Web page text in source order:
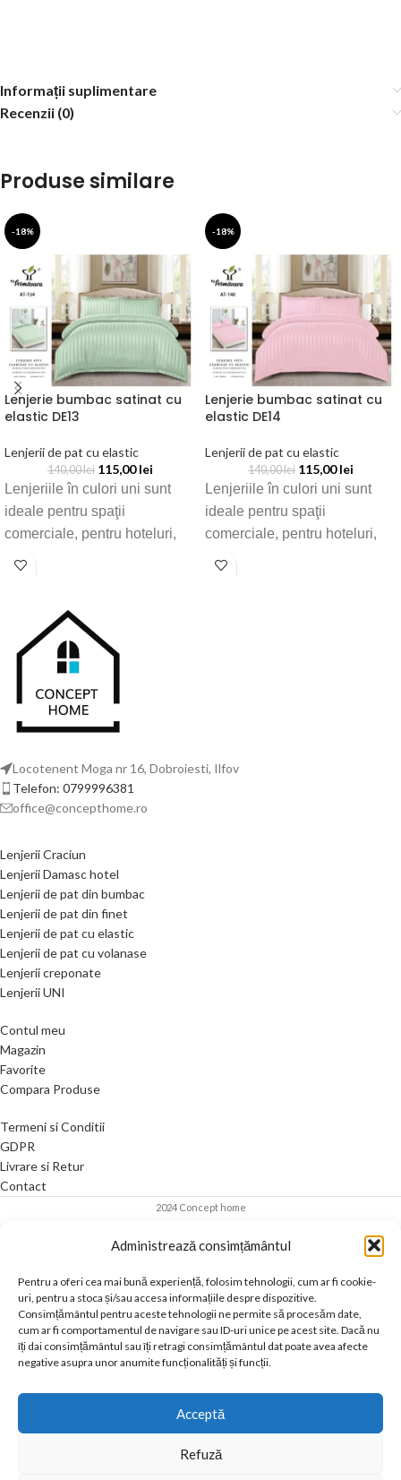
Administrează consimțământul
Pentru a oferi cea mai bună experiență, folosim tehnologii, cum ar fi cookie-
uri, pentru a stoca și/sau accesa informațiile despre dispozitive.
Consimțământul pentru aceste tehnologii ne permite să procesăm date,
cum ar fi comportamentul de navigare sau ID-uri unice pe acest site. Dacă nu
îți dai consimțământul sau îți retragi consimțământul dat poate avea afecte
negative asupra unor anumite funcționalități și funcții.
Acceptă
Refuză
Informații suplimentare
Recenzii (0)
Produse similare
-18%
Lenjerie bumbac satinat cu
elastic DE13
Lenjerii de pat cu elastic
140,00lei 115,00lei
Lenjeriile în culori uni sunt
ideale pentru spaţii
comerciale, pentru hoteluri,
-18%
Lenjerie bumbac satinat cu
elastic DE14
Lenjerii de pat cu elastic
140,00lei 115,00lei
Lenjeriile în culori uni sunt
ideale pentru spaţii
comerciale, pentru hoteluri,
Locotenent Moga nr 16, Dobroiesti, Ilfov
Telefon: 0799996381
office@concepthome.ro
Lenjerii Craciun
Lenjerii Damasc hotel
Lenjerii de pat din bumbac
Lenjerii de pat din finet
Lenjerii de pat cu elastic
Lenjerii de pat cu volanase
Lenjerii creponate
Lenjerii UNI
Contul meu
Magazin
Favorite
Compara Produse
Termeni si Conditii
GDPR
Livrare si Retur
Contact
2024 Concept home